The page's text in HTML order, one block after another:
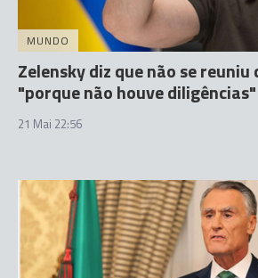
MUNDO
Zelensky diz que não se reuniu
"porque não houve diligências"
21 Mai 22:56